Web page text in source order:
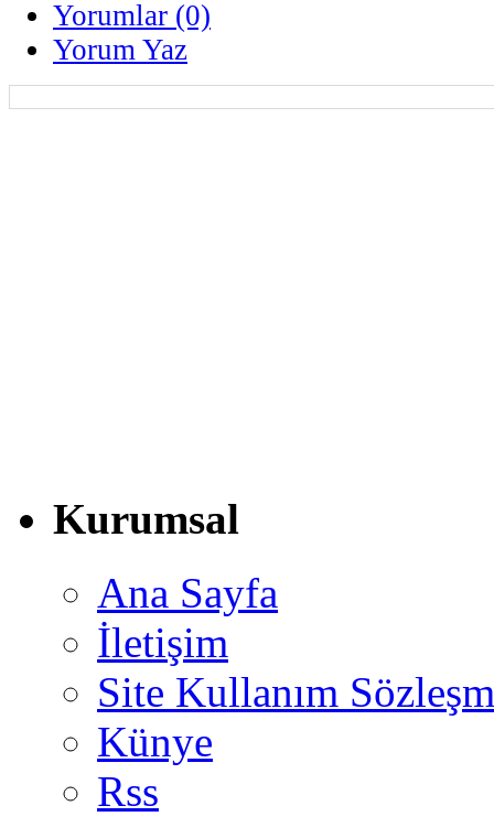
Yorumlar (0)
Yorum Yaz
Kurumsal
Ana Sayfa
İletişim
Site Kullanım
Künye
Rss